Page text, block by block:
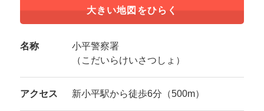
大きい地図をひらく
名称
小平警察署
（こだいらけいさつしょ）
アクセス 新小平駅から徒歩6分（500m）